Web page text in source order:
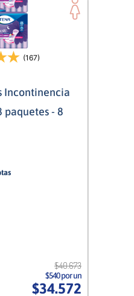
(167)
Incontinencia
paquetes - 8
$40.673
$540 por un
$34.572